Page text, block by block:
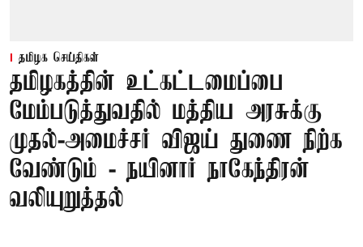
தமிழக செய்திகள்
தமிழகத்தின் உட்கட்டமைப்பை
மேம்படுத்துவதில் மத்திய அரசுக்கு
முதல்-அமைச்சர் விஜய் துணை நிற்க
வேண்டும் - நயினார் நாகேந்திரன்
வலியுறுத்தல்